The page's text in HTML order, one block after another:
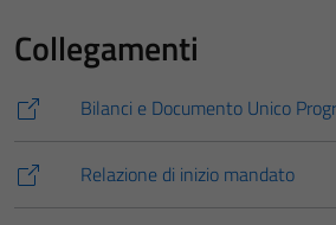
Collegamenti
Bilanci e Documento Unico
Relazione di inizio mandato